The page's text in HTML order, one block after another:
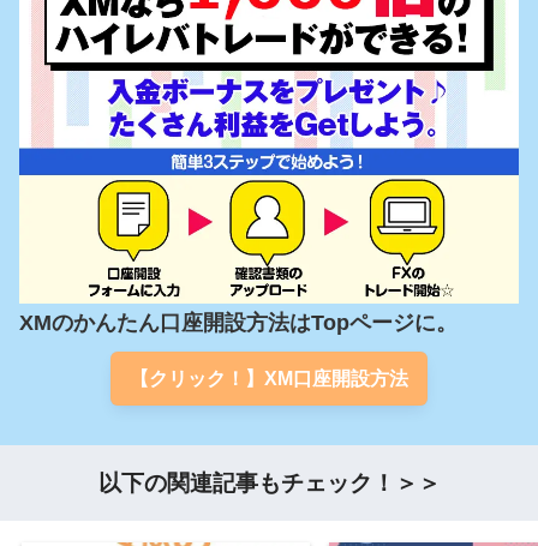
XMのかんたん口座開設方法はTopページに。
【クリック！】XM口座開設方法
以下の関連記事もチェック！＞＞